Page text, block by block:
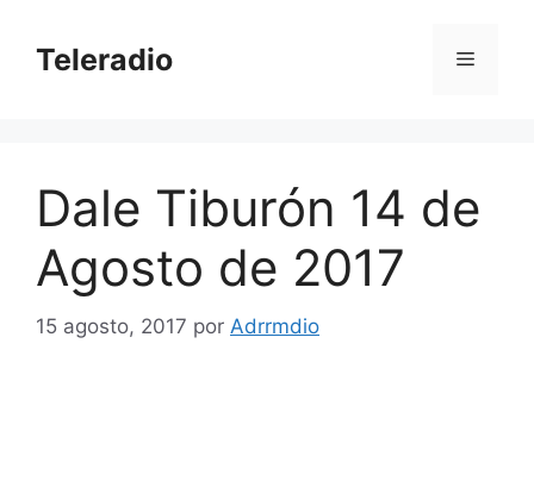
contenido
Teleradio Menú
Dale Tiburón 14 de
Agosto de 2017
15 agosto, 2017 por Adrrmdio